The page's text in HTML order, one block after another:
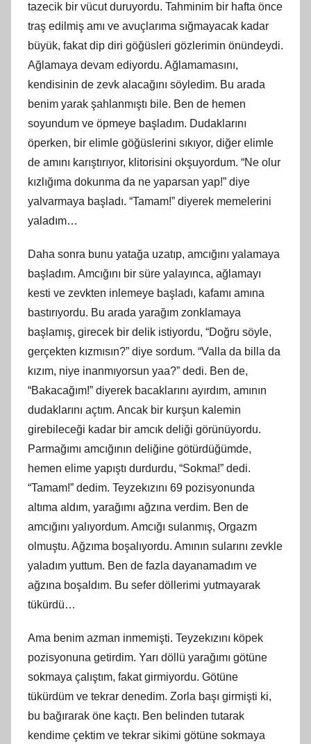
tazecik bir vücut duruyordu. Tahminim bir hafta önce
traş edilmiş amı ve avuçlarıma sığmayacak kadar
büyük, fakat dip diri göğüsleri gözlerimin önündeydi.
Ağlamaya devam ediyordu. Ağlamamasını,
kendisinin de zevk alacağını söyledim. Bu arada
benim yarak şahlanmıştı bile. Ben de hemen
soyundum ve öpmeye başladım. Dudaklarını
öperken, bir elimle göğüslerini sıkıyor, diğer elimle
de amını karıştırıyor, klitorisini okşuyordum. “Ne olur
kızlığıma dokunma da ne yaparsan yap!” diye
yalvarmaya başladı. “Tamam!” diyerek memelerini
yaladım…
Daha sonra bunu yatağa uzatıp, amcığını yalamaya
başladım. Amcığını bir süre yalayınca, ağlamayı
kesti ve zevkten inlemeye başladı, kafamı amına
bastırıyordu. Bu arada yarağım zonklamaya
başlamış, girecek bir delik istiyordu, “Doğru söyle,
gerçekten kızmısın?” diye sordum. “Valla da billa da
kızım, niye inanmıyorsun yaa?” dedi. Ben de,
“Bakacağım!” diyerek bacaklarını ayırdım, amının
dudaklarını açtım. Ancak bir kurşun kalemin
girebileceği kadar bir amcık deliği görünüyordu.
Parmağımı amcığının deliğine götürdüğümde,
hemen elime yapıştı durdurdu, “Sokma!” dedi.
“Tamam!” dedim. Teyzekızını 69 pozisyonunda
altıma aldım, yarağımı ağzına verdim. Ben de
amcığını yalıyordum. Amcığı sulanmış, Orgazm
olmuştu. Ağzıma boşalıyordu. Amının sularını zevkle
yaladım yuttum. Ben de fazla dayanamadım ve
ağzına boşaldım. Bu sefer döllerimi yutmayarak
tükürdü…
Ama benim azman inmemişti. Teyzekızını köpek
pozisyonuna getirdim. Yarı döllü yarağımı götüne
sokmaya çalıştım, fakat girmiyordu. Götüne
tükürdüm ve tekrar denedim. Zorla başı girmişti ki,
bu bağırarak öne kaçtı. Ben belinden tutarak
kendime çektim ve tekrar sikimi götüne sokmaya